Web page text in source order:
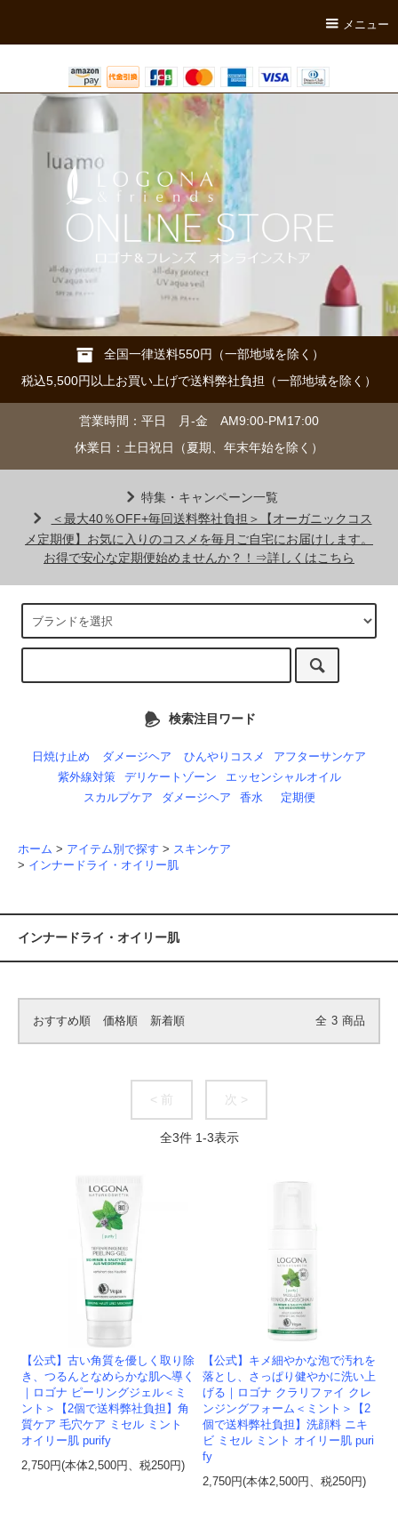
メニュー
全国一律送料550円（一部地域を除く）
税込5,500円以上お買い上げで送料弊社負担（一部地域を除く）
営業時間：平日 月-金 AM9:00-PM17:00
休業日：土日祝日（夏期、年末年始を除く）
特集・キャンペーン一覧
＜最大40％OFF+毎回送料弊社負担＞【オーガニックコス
メ定期便】お気に入りのコスメを毎月ご自宅にお届けします。
お得で安心な定期便始めませんか？！⇒詳しくはこちら
検索注目ワード
日焼け止め ダメージヘア ひんやりコスメ
アフターサンケア
紫外線対策
デリケートゾーン
エッセンシャルオイル
スカルプケア
ダメージヘア 香水 定期便
ホーム > アイテム別で探す > スキンケア
> インナードライ・オイリー肌
インナードライ・オイリー肌
おすすめ順 価格順 新着順 全 3 商品
< 前 次 >
全3件 1-3表示
【公式】古い角質を優しく取り除
き、つるんとなめらかな肌へ導く
｜ロゴナ ピーリングジェル＜ミ
ント＞【2個で送料弊社負担】角
質ケア 毛穴ケア ミセル ミント
オイリー肌 purify
2,750円(本体2,500円、税250円)
【公式】キメ細やかな泡で汚れを
落とし、さっぱり健やかに洗い上
げる｜ロゴナ クラリファイ クレ
ンジングフォーム＜ミント＞【2
個で送料弊社負担】洗顔料 ニキ
ビ ミセル ミント オイリー肌 puri
fy
2,750円(本体2,500円、税250円)